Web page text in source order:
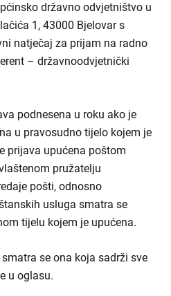
državno odvjetništvo u
1, 43000 Bjelovar s
natječaj za prijam na radno
– državnoodvjetnički
podnesena u roku ako je
u pravosudno tijelo kojem je
prijava upućena poštom
pružatelju
pošti, odnosno
usluga smatra se
tijelu kojem je upućena.
se ona koja sadrži sve
u oglasu.